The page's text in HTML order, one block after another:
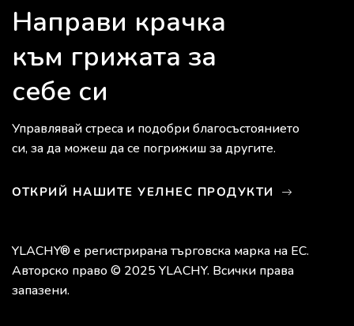
Направи крачка
към грижата за
себе си
Управлявай стреса и подобри благосъстоянието
си, за да можеш да се погрижиш за другите.
ОТКРИЙ НАШИТЕ УЕЛНЕС ПРОДУКТИ
YLACHY® е регистрирана търговска марка на ЕС.
Авторско право © 2025 YLACHY. Всички права
запазени.